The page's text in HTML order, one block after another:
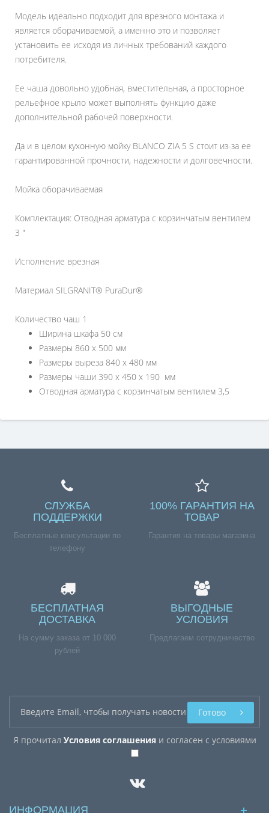
Модель идеально подходит для врезного монтажа и
является оборачиваемой, а именно это и позволяет
установить ее исходя из личных требований каждого
потребителя.
Ее чаша довольно удобная, вместительная, а просторное
рельефное крыло может выполнять функцию даже
дополнительной рабочей поверхности.
Да и в целом кухонную мойку BLANCO ZIA 5 S стоит из-за ее
гарантированной прочности, надежности и долговечности.
Мойка оборачиваемая
Комплектация: Отводная арматура с корзинчатым вентилем
3 "
Исполнение врезная
Материал SILGRANIT® PuraDur®
Количество чаш 1
Ширина шкафа 50 см
Размеры 860 х 500 мм
Размеры выреза 840 х 480 мм
Размеры чаши 390 х 450 х 190 мм
Отводная арматура с корзинчатым вентилем 3,5
СЛУЖБА
ПОДДЕРЖКИ
Бесплатные консультации по
телефону
100% ГАРАНТИЯ НА
ТОВАР
Гарантия на товары магазина
БЕСПЛАТНАЯ
ДОСТАВКА
На сумму заказа от 10 000
рублей
ВЫГОДНЫЕ
УСЛОВИЯ
Предлагаем сотрудничество
Я прочитал Условия соглашенияи согласен с условиями
Готово
ИНФОРМАЦИЯ